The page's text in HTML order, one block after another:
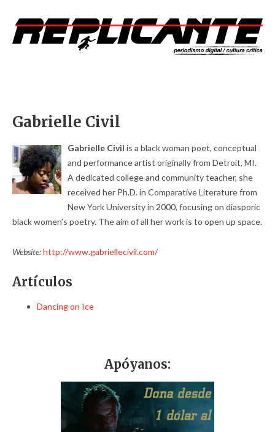
Gabrielle Civil
Gabrielle Civil is a black woman poet, conceptual
and performance artist originally from Detroit, MI.
A dedicated college and community teacher, she
received her Ph.D. in Comparative Literature from
New York University in 2000, focusing on diasporic
black women’s poetry. The aim of all her work is to open up space.
Website:http://www.gabriellecivil.com/
Artículos
Dancing on Ice
Apóyanos: